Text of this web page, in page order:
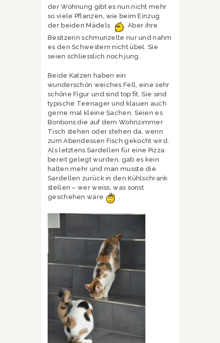
der Wohnung gibt es nun nicht mehr
so viele Pflanzen, wie beim Einzug
der beiden Mädels
. Aber ihre
Besitzerin schmunzelte nur und nahm
es den Schwestern nicht übel. Sie
seien schliesslich noch jung.
Beide Katzen haben ein
wunderschön weiches Fell, eine sehr
schöne Figur und sind top fit. Sie sind
typische Teenager und klauen auch
gerne mal kleine Sachen. Seien es
Bonbons die auf dem Wohnzimmer
Tisch stehen oder stehen da, wenn
zum Abendessen Fisch gekocht wird.
Als letztens Sardellen für eine Pizza
bereit gelegt wurden, gab es kein
halten mehr und man musste die
Sardellen zurück in den Kühlschrank
stellen – wer weiss, was sonst
geschehen wäre